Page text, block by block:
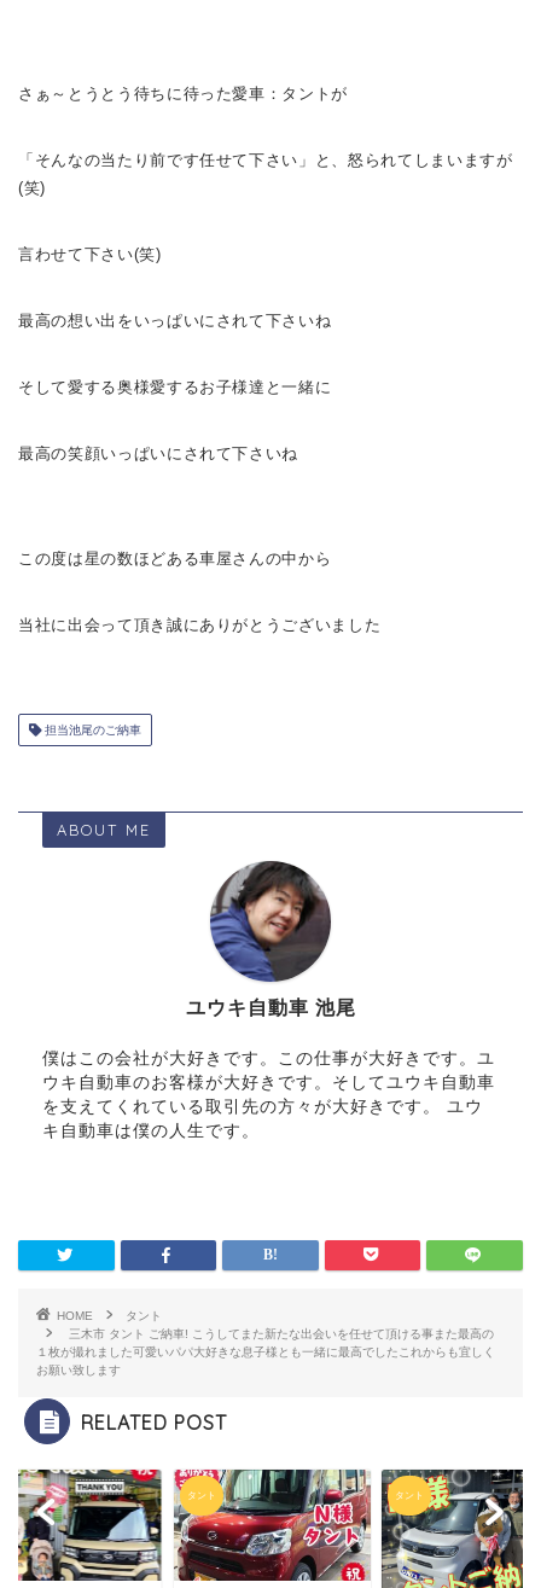
さぁ～ とうとう待ちに待った愛車：タントが
「そんなの当たり前です任せて下さい 」と、怒られてしまいますが
(笑)
言わせて下さい(笑)
最高の想い出をいっぱいに されて下さいね
そして愛する奥様愛するお子様達 と一緒に
最高の笑顔いっぱいに されて下さいね
この度は星の数ほどある車屋さんの中から
当社に出会って頂き誠にありがとうございました
担当池尾のご納車
ABOUT ME
ユウキ自動車 池尾
僕はこの会社が大好きです。この仕事が大好きです。ユ
ウキ自動車のお客様が大好きです。そしてユウキ自動車
を支えてくれている取引先の方々が大好きです。 ユウ
キ自動車は僕の人生です。
HOME
タント
三木市 タント ご納車! こうしてまた新たな出会いを任せて頂ける事また最高の
１枚が撮れました可愛いパパ大好きな息子様とも一緒に最高でしたこれからも宜しく
お願い致します
RELATED POST
タント タント